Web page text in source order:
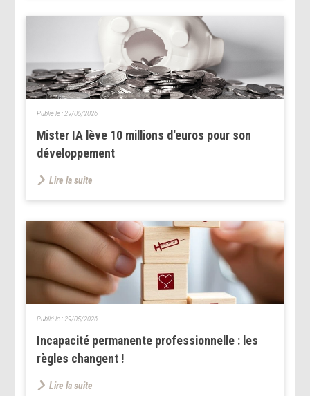
Mister IA lève 10 millions d'euros pour son
développement
Publié le : 29/05/2026
Lire la suite
Incapacité permanente professionnelle : les
règles changent !
Publié le : 29/05/2026
Lire la suite